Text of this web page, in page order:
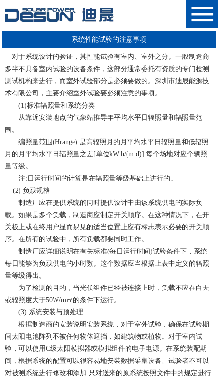
系统性能试验的注意事项
对于系统设计的验证，其性能试验有室内、室外之分。 一般制造商
多半不具备室内试验的设备条件，这部分通常委托有资质的专门检测
测试机构来进行，而室外试验部分是必须要做的。 深圳市迪晟能源技
术有限公司
， 主要介绍室外试验要必须注意的事项。
(1)标准辐照量和系统分类
从靠近安装地点的气象站推导年平均水平日辐照量和辐照量范
围。
编照量范围(Hrange) 是高辐照月的月平均水平日辐照量和低辐照
月的月平均水平日辐照量之差[单位kW.h/(m.d)].每个场地对应个辆照
量等级。
注:日运行时间的计算是在辐照量等级基础上进行的。
(2) 负载规格
制造厂应在提供系统的同时提供设计中由该系统供电的实际负
载。如果是多个负载，制造商应制定开关顺序。在这种情况下，在开
关板上或在终用户显而易见的适当位置上应有标志表示必要的开关顺
序。在所有的试验中，所有负载都要同时工作。
制造厂应详细说明在有关标准(每日运行时间)试验条件下 ，系统
每日能够为负载供电的小时数。这个数据应当根据上表中定义的辐照
量等级得出。
为了检测的目的，当光伏组件已经被连接上时，负载不应在白天
或辐照度大于50W/m㎡的条件下运行。
(3) 系统安装与预处理
根据制造商的安装说明安装系统，对于室外试验，确保在试验期
间太阳电池阵列不被任何物体遮挡，如建筑物或植物。对于室内试
验，可以使用C级太阳模拟器或模拟组件的电子电源。在系统装配期
间，根据系统的配置可以很容易地安装数据采集设备。试验者不可以
对被测系统进行修改和添加:只对送来的原系统按照文件中的规定进行